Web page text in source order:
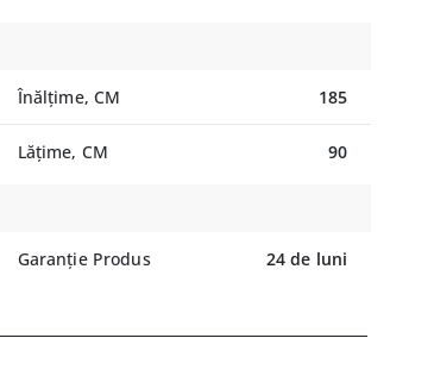
Înălțime, CM 185
Lățime, CM 90
Garanție Produs 24 de luni